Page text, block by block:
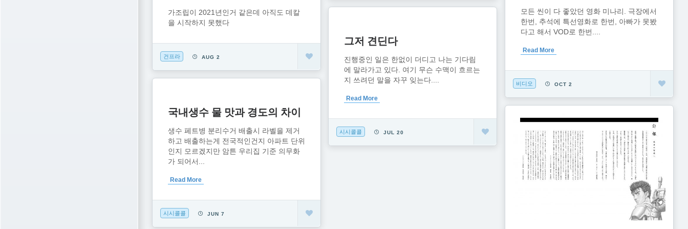
모든 씬이 다 좋았던 영화 미나리. 극장에서
한번, 추석에 특선영화로 한번, 아빠가 못봤
다고 해서 VOD로 한번....
Read More
비디오 OCT 2
가조립이 2021년인거 같은데 아직도 데칼
을 시작하지 못했다
건프라 AUG 2
그저 견딘다
진행중인 일은 한없이 더디고 나는 기다림
에 말라가고 있다. 여기 무슨 수맥이 흐르는
지 쓰려던 말을 자꾸 잊는다....
Read More
시시콜콜 JUL 20
국내생수 물 맛과 경도의 차이
생수 페트병 분리수거 배출시 라벨을 제거
하고 배출하는게 전국적인건지 아파트 단위
인지 모르겠지만 암튼 우리집 기준 의무화
가 되어서...
Read More
시시콜콜 JUN 7